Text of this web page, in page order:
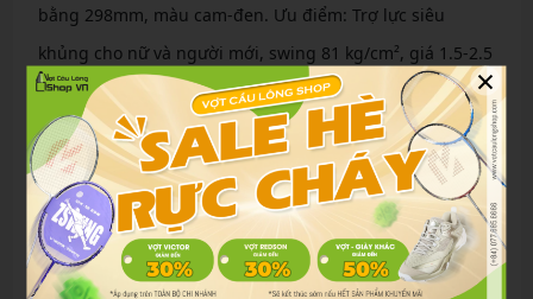
bằng 298mm, màu cam-đen. Ưu điểm: Trợ lực siêu
khủng cho nữ và người mới, swing 81 kg/cm², giá 1.5-2.5
triệu VND. Nhược điểm: Không mạnh bằng Axforce ở
đập xa. Dùng bởi Jonathan Christie, phù hợp công thủ
toàn diện.
Bladex
Bladex với M46 ULTRA CARBON cho độ cứng cực đại.
×